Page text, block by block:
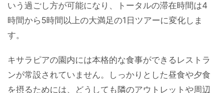
いう過ごし方が可能になり、トータルの滞在時間は4
時間から5時間以上の大満足の1日ツアーに変化しま
す。
キサラピアの園内には本格的な食事ができるレストラ
ンが常設されていません。しっかりとした昼食や夕食
を摂るためには、どうしても隣のアウトレットや周辺